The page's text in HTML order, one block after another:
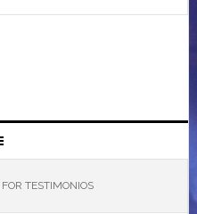
TESTIMONIOS